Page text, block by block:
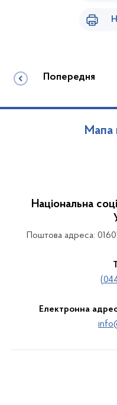
Попередня
Мапа
Національна
Поштова адреса:
Електронна